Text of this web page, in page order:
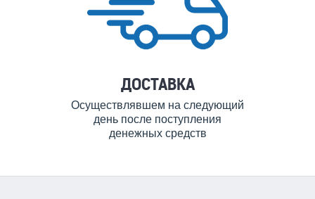
ДОСТАВКА
Осуществлявшем на следующий
день после поступления
денежных средств